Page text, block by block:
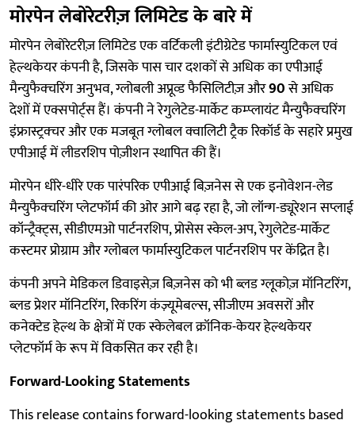
मोरपेन लेबोरेटरीज़ लिमिटेड के बारे में
मोरपेन लेबोरेटरीज़ लिमिटेड एक वर्टिकली इंटीग्रेटेड फार्मास्युटिकल एवं
हेल्थकेयर कंपनी है, जिसके पास चार दशकों से अधिक का एपीआई
मैन्युफैक्चरिंग अनुभव, ग्लोबली अप्रूव्ड फैसिलिटीज़ और90से अधिक
देशों में एक्सपोर्ट्स हैं। कंपनी ने रेगुलेटेड-मार्केट कम्प्लायंट मैन्युफैक्चरिंग
इंफ्रास्ट्रक्चर और एक मजबूत ग्लोबल क्वालिटी ट्रैक रिकॉर्ड के सहारे प्रमुख
एपीआई में लीडरशिप पोज़ीशन स्थापित की हैं।
मोरपेन धीरे-धीरे एक पारंपरिक एपीआई बिज़नेस से एक इनोवेशन-लेड
मैन्युफैक्चरिंग प्लेटफॉर्म की ओर आगे बढ़ रहा है, जो लॉन्ग-ड्यूरेशन सप्लाई
कॉन्ट्रैक्ट्स, सीडीएमओ पार्टनरशिप, प्रोसेस स्केल-अप, रेगुलेटेड-मार्केट
कस्टमर प्रोग्राम और ग्लोबल फार्मास्युटिकल पार्टनरशिप पर केंद्रित है।
कंपनी अपने मेडिकल डिवाइसेज़ बिज़नेस को भी ब्लड ग्लूकोज़ मॉनिटरिंग,
ब्लड प्रेशर मॉनिटरिंग, रिकरिंग कंज़्यूमेबल्स, सीजीएम अवसरों और
कनेक्टेड हेल्थ के क्षेत्रों में एक स्केलेबल क्रॉनिक-केयर हेल्थकेयर
प्लेटफॉर्म के रूप में विकसित कर रही है।
Forward-Looking Statements
This release contains forward-looking statements based